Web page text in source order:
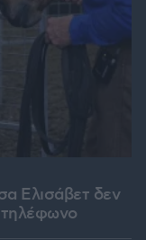
Ελισάβετ δεν
τηλέφωνο